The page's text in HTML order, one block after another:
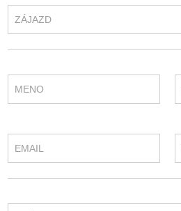
ZÁJAZD
MENO
EMAIL